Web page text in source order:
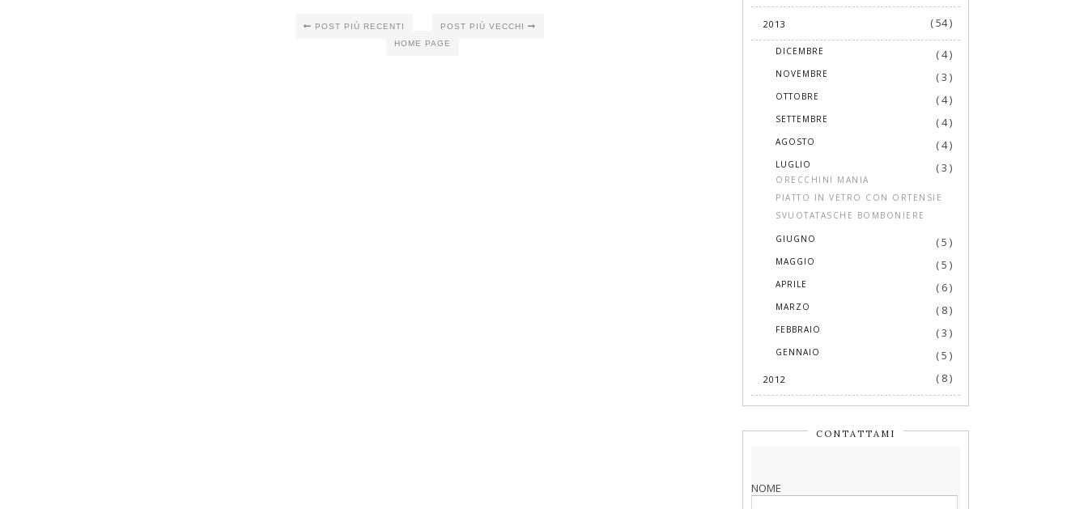
POST PIÙ RECENTI
POST PIÙ VECCHI
HOME PAGE
2013 ( 54 )
DICEMBRE ( 4 )
NOVEMBRE ( 3 )
OTTOBRE ( 4 )
SETTEMBRE ( 4 )
AGOSTO ( 4 )
LUGLIO ( 3 )
ORECCHINI MANIA
PIATTO IN VETRO CON ORTENSIE
SVUOTATASCHE BOMBONIERE
GIUGNO ( 5 )
MAGGIO ( 5 )
APRILE ( 6 )
MARZO ( 8 )
FEBBRAIO ( 3 )
GENNAIO ( 5 )
2012 ( 8 )
CONTATTAMI
NOME